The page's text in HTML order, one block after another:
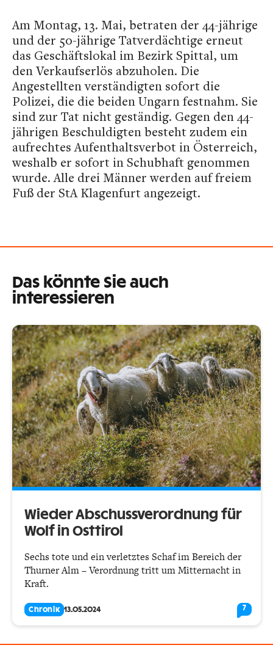
Am Montag, 13. Mai, betraten der 44-jährige
und der 50-jährige Tatverdächtige erneut
das Geschäftslokal im Bezirk Spittal, um
den Verkaufserlös abzuholen. Die
Angestellten verständigten sofort die
Polizei, die die beiden Ungarn festnahm. Sie
sind zur Tat nicht geständig. Gegen den 44-
jährigen Beschuldigten besteht zudem ein
aufrechtes Aufenthaltsverbot in Österreich,
weshalb er sofort in Schubhaft genommen
wurde. Alle drei Männer werden auf freiem
Fuß der StA Klagenfurt angezeigt.
Das könnte Sie auch
interessieren
Wieder Abschussverordnung für
Wolf in Osttirol
Sechs tote und ein verletztes Schaf im Bereich der
Thurner Alm – Verordnung tritt um Mitternacht in
Kraft.
Chronik 13.05.2024 7